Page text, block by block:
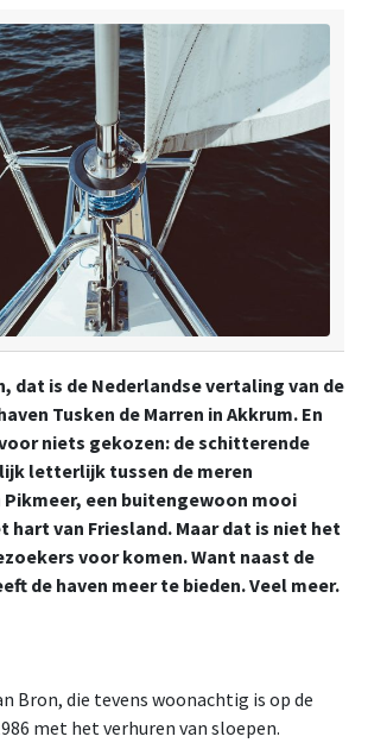
dat is de Nederlandse vertaling van de
Tusken de Marren in Akkrum. En
niets gekozen: de schitterende
letterlijk tussen de meren
Pikmeer, een buitengewoon mooi
hart van Friesland. Maar dat is niet het
voor komen. Want naast de
de haven meer te bieden. Veel meer.
Bron, die tevens woonachtig is op de
met het verhuren van sloepen.